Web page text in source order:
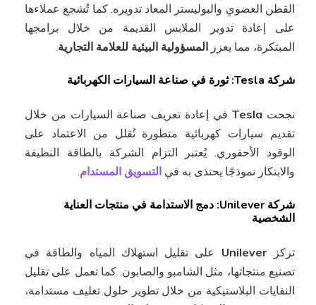
القطن العضوي والبوليستر المعاد تدويره. كما تُشجع عملاءها
على إعادة تدوير الملابس القديمة من خلال برامجها
المبتكرة، مما يعزز المسؤولية البيئية للعلامة التجارية
شركة Tesla: ثورة في صناعة السيارات الكهربائية
نجحت Tesla في إعادة تعريف صناعة السيارات من خلال
تقديم سيارات كهربائية متطورة تُقلل من الاعتماد على
الوقود الأحفوري. يُعتبر التزام الشركة بالطاقة النظيفة
والابتكار نموذجًا يحتذى به في التسويق المستدام
شركة Unilever: دمج الاستدامة في منتجات العناية
الشخصية
تركز Unilever على تقليل استهلاك المياه والطاقة في
تصنيع منتجاتها، مثل الشامبو والصابون. كما تعمل على تقليل
النفايات البلاستيكية من خلال تطوير حلول تغليف مستدامة،